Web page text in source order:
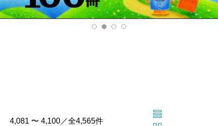
Pre
v
Ne
xt
4,081 〜 4,100／全4,565件